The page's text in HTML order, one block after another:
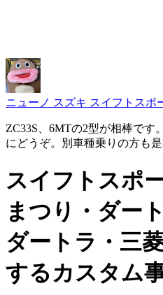
ニューノ スズキ スイフトスポ
ZC33S、6MTの2型が相棒です
にどうぞ。別車種乗りの方も是
スイフトスポ
まつり・ダー
ダートラ・三
するカスタム